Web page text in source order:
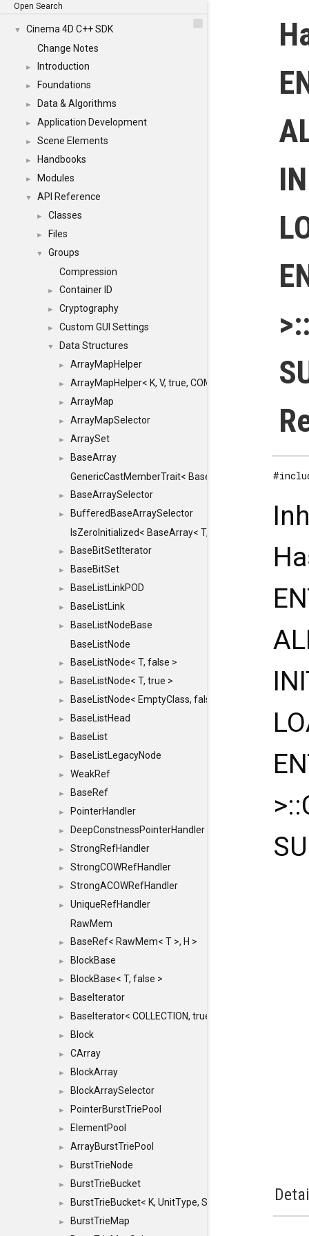
Open Search
▼
Cinema 4D C++ SDK
Change Notes
► Introduction
► Foundations
► Data & Algorithms
► Application Development
► Scene Elements
► Handbooks
► Modules
▼ API Reference
► Classes
► Files
▼
Groups
Compression
► Container ID
► Cryptography
► Custom GUI Settings
▼ Data Structures
► ArrayMapHelper
► ArrayMapHelper< K, V, true, COMPARE, ARRAY >
► ArrayMap
► ArrayMapSelector
► ArraySet
►
BaseArray
GenericCastMemberTrait< BaseArray< TO >,
► BaseArraySelector
►
BufferedBaseArraySelector
IsZeroInitialized< BaseArray< T, MINCHUNKSIZE,
► BaseBitSetIterator
► BaseBitSet
► BaseListLinkPOD
► BaseListLink
►
BaseListNodeBase
BaseListNode
► BaseListNode< T, false >
► BaseListNode< T, true >
► BaseListNode< EmptyClass, false >
► BaseListHead
► BaseList
► BaseListLegacyNode
► WeakRef
► BaseRef
► PointerHandler
► DeepConstnessPointerHandler
► StrongRefHandler
► StrongCOWRefHandler
► StrongACOWRefHandler
►
UniqueRefHandler
RawMem
► BaseRef< RawMem< T >, H >
► BlockBase
► BlockBase< T, false >
► BaseIterator
► BaseIterator< COLLECTION, true >
► Block
► CArray
► BlockArray
► BlockArraySelector
► PointerBurstTriePool
► ElementPool
► ArrayBurstTriePool
► BurstTrieNode
► BurstTrieBucket
► BurstTrieBucket< K, UnitType, SIZE >
►
BurstTrieMap